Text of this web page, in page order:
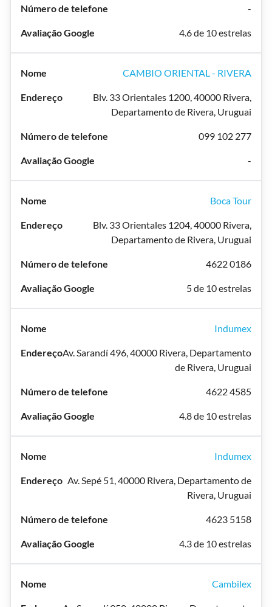
-
4.6 de 10 estrelas
CAMBIO ORIENTAL - RIVERA
Blv. 33 Orientales 1200, 40000 Rivera,
Departamento de Rivera, Uruguai
099 102 277
-
Boca Tour
Blv. 33 Orientales 1204, 40000 Rivera,
Departamento de Rivera, Uruguai
4622 0186
5 de 10 estrelas
Indumex
Av. Sarandí 496, 40000 Rivera, Departamento
de Rivera, Uruguai
4622 4585
4.8 de 10 estrelas
Indumex
Av. Sepé 51, 40000 Rivera, Departamento de
Rivera, Uruguai
4623 5158
4.3 de 10 estrelas
Cambilex